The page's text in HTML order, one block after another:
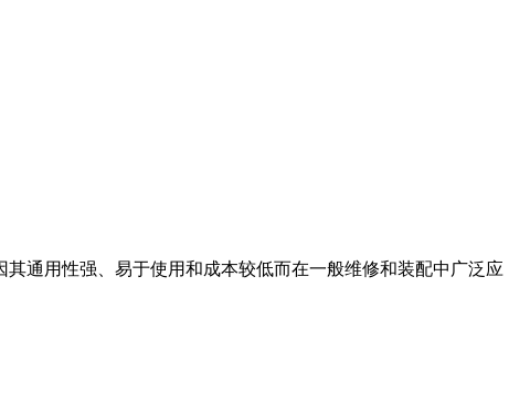
通用性强、易于使用和成本较低而在一般维修和装配中广泛应